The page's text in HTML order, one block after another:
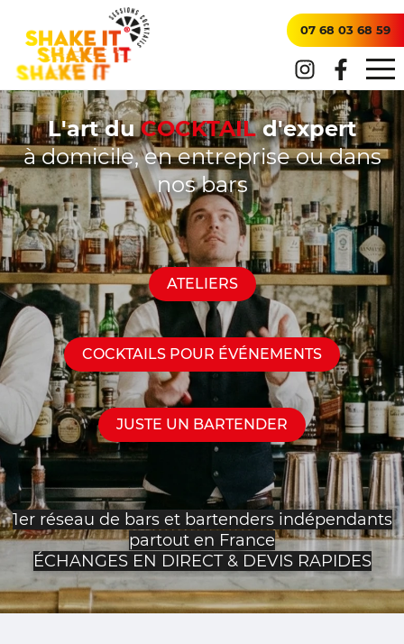
07 68 03 68 59
L'art duCOCKTAILd'expert
à domicile, en entreprise ou dans
nos bars
ATELIERS
COCKTAILS POUR ÉVÉNEMENTS
JUSTE UN BARTENDER
1er réseau de bars et bartenders indépendants
partout en France
ÉCHANGES EN DIRECT & DEVIS RAPIDES